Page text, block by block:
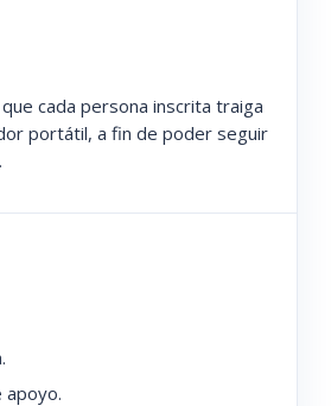
cada persona inscrita traiga
portátil, a fin de poder seguir
apoyo.